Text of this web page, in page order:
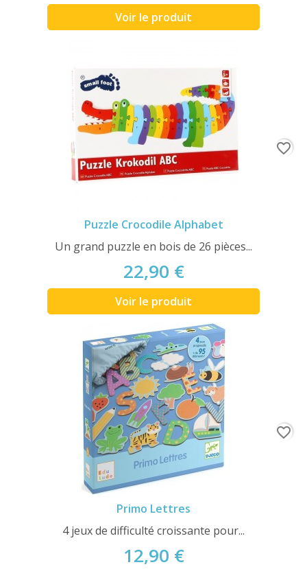
Voir le produit
Puzzle Crocodile Alphabet
Un grand puzzle en bois de 26 pièces...
22,90 €
Voir le produit
favorite_border
Primo Lettres
4 jeux de difficulté croissante pour...
12,90 €
favorite_border